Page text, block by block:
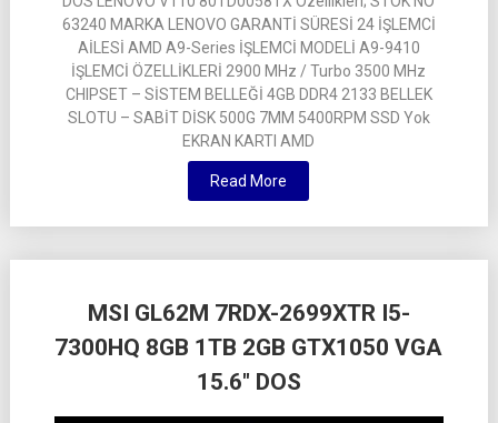
63240 MARKA LENOVO GARANTİ SÜRESİ 24 İŞLEMCİ
AİLESİ AMD A9-Series İŞLEMCİ MODELİ A9-9410
İŞLEMCİ ÖZELLİKLERİ 2900 MHz / Turbo 3500 MHz
CHIPSET – SİSTEM BELLEĞİ 4GB DDR4 2133 BELLEK
SLOTU – SABİT DİSK 500G 7MM 5400RPM SSD Yok
EKRAN KARTI AMD
Read More
MSI GL62M 7RDX-2699XTR I5-
7300HQ 8GB 1TB 2GB GTX1050 VGA
15.6″ DOS